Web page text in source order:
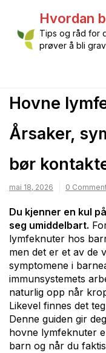
content
Hvordan
Tips og råd for
prøver å bli
Hovne
Årsaker,
bør
mai 18, 2026 0
Du kjenner en kul
seg umiddelbart.
lymfeknuter hos
men det er et av de
symptomene i
immunsystemets
naturlig opp når
Likevel finnes det
Denne guiden gir
hovne lymfeknuter
barn og når du